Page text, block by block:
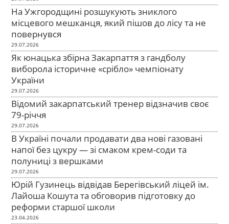
На Ужгородщині розшукують зниклого
місцевого мешканця, який пішов до лісу та не
повернувся
29.07.2026
Як юнацька збірна Закарпаття з гандболу
виборола історичне «срібло» чемпіонату
України
29.07.2026
Відомий закарпатський тренер відзначив своє
79-річчя
29.07.2026
В Україні почали продавати два нові газовані
напої без цукру — зі смаком крем-соди та
полуниці з вершками
29.07.2026
Юрій Гузинець відвідав Берегівський ліцей ім.
Лайоша Кошута та обговорив підготовку до
реформи старшої школи
23.04.2026